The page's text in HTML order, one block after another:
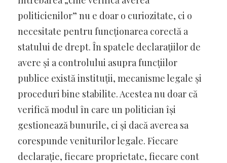
politicienilor” nu e doar o curiozitate, ci o
necesitate pentru funcționarea corectă a
statului de drept. În spatele declarațiilor de
avere și a controlului asupra funcțiilor
publice există instituții, mecanisme legale și
proceduri bine stabilite. Acestea nu doar că
verifică modul în care un politician își
gestionează bunurile, ci și dacă averea sa
corespunde veniturilor legale. Fiecare
declarație, fiecare proprietate, fiecare cont